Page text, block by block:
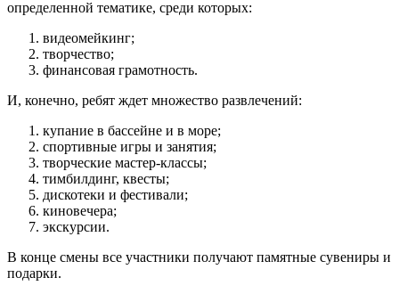
определенной тематике, среди которых:
видеомейкинг;
творчество;
финансовая грамотность.
И, конечно, ребят ждет множество развлечений:
купание в бассейне и в море;
спортивные игры и занятия;
творческие мастер-классы;
тимбилдинг, квесты;
дискотеки и фестивали;
киновечера;
экскурсии.
В конце смены все участники получают памятные сувениры и
подарки.